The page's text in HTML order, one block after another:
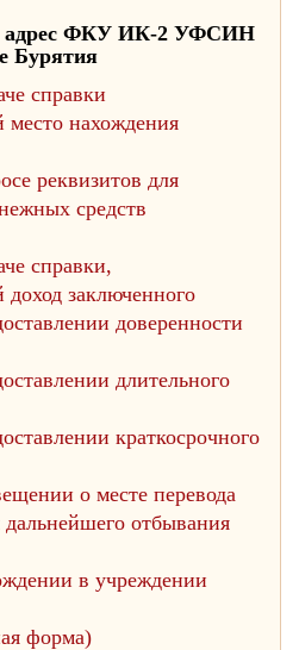
адрес ФКУ ИК-2 УФСИН
Бурятия
справки
нахождения
реквизитов для
средств
справки,
заключенного
доверенности
длительного
краткосрочного
о месте перевода
отбывания
в учреждении
форма)